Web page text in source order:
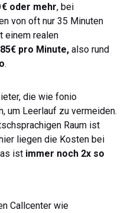
€ oder mehr, bei
von oft nur 35 Minuten
einem realen
pro Minute, also rund
.
die wie fonio
um Leerlauf zu vermeiden.
Raum ist
liegen die Kosten bei
ist immer noch 2x so
Callcenter wie